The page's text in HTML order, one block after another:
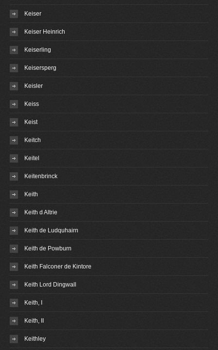
Keiser
Keiser Heinrich
Keiserling
Keisersperg
Keisler
Keiss
Keist
Keitch
Keitel
Keitenbrinck
Keith
Keith d Altrie
Keith de Ludquhairn
Keith de Powburn
Keith Falconer de Kintore
Keith Lord Dingwall
Keith, I
Keith, II
Keithley